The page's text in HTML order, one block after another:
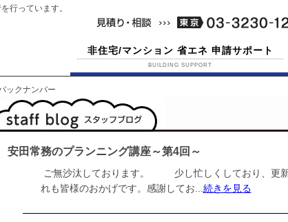
行っています。
非住宅/マンション 省エネ 申請サポート
BUILDING SUPPORT
ックナンバー
安田常務のプランニング講座～第4回～
ご無沙汰しております。 少し忙しくしており、更新
れも皆様のおかげです。感謝してお... 続きを見る